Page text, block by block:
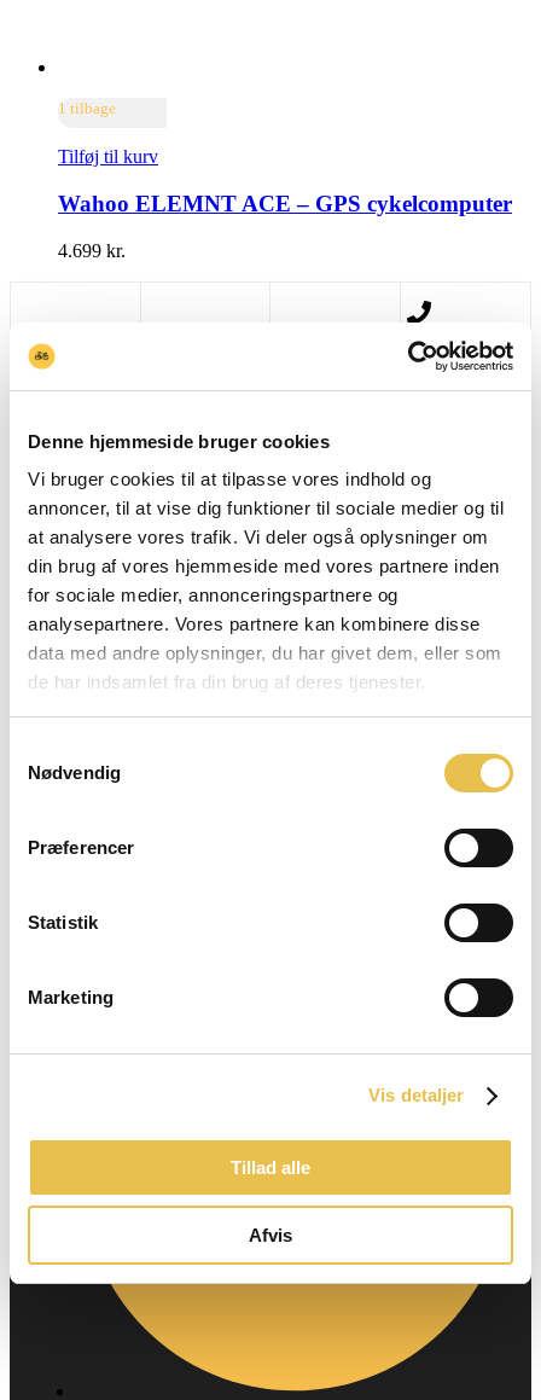
Denne hjemmeside bruger cookies
Vi bruger cookies til at tilpasse vores indhold og
annoncer, til at vise dig funktioner til sociale medier og til
at analysere vores trafik. Vi deler også oplysninger om
din brug af vores hjemmeside med vores partnere inden
for sociale medier, annonceringspartnere og
analysepartnere. Vores partnere kan kombinere disse
data med andre oplysninger, du har givet dem, eller som
de har indsamlet fra din brug af deres tjenester.
Nødvendig
Præferencer
Statistik
Marketing
Vis detaljer
Tillad alle
Afvis
1 tilbage
Tilføj til kurv
Wahoo ELEMNT ACE – GPS cykelcomputer
4.699 kr.
Shop Ring
+45 93 80 82 10
ÅBNINGSTIDER
10.00 - 17.30 - Mandag
10.00 - 17.30 - Tirsdag
10.00 - 17.30 - Onsdag